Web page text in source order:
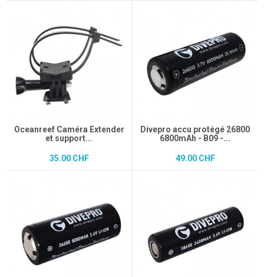
Oceanreef Caméra Extender
et support...
35.00 CHF
Divepro accu protégé 26800
6800mAh - B09 -...
49.00 CHF